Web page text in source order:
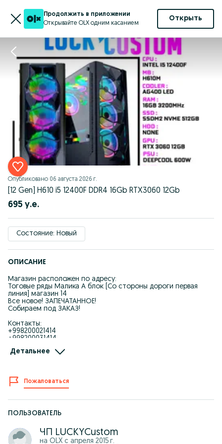
Продолжить в приложении
Открывайте OLX одним касанием
Открыть
Опубликовано 06 августа 2026 г.
[12 Gen] H610 i5 12400F DDR4 16Gb RTX3060 12Gb
695 у.е.
Состояние: Новый
ОПИСАНИЕ
Магазин расположен по адресу:
Тоговые ряды Малика А блок [Со стороны дороги первая
линия] магазин 14
Все новое! ЗАПЕЧАТАННОЕ!
Собираем под ЗАКАЗ!
Контакты:
+998200021414
+998200031414
В МАГАЗИНЕ ДЕЙСТВУЕТ ФУНКЦИЯ ТРЕЙД-ИН (или trade-in) –
это услуга по приему вашего компьютера в счет покупки
нового, цена которого уменьшается на стоимость вашего,
МОЖЕТЕ ОТПРАВИТЬ НАМ СВОИ ПОЖЕЛАНИЯ И МЫ
ПОДГОТОВИМ ДЛЯ ВАС ВАШУ УНИКАЛЬНУЮ СБОРКУ!
Детальнее
Пожаловаться
ПОЛЬЗОВАТЕЛЬ
ЧП LUCKYCustom
на OLX с апреля 2015 г.